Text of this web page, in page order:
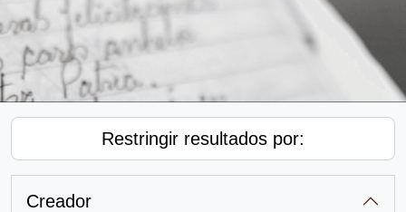
Restringir resultados por:
Creador